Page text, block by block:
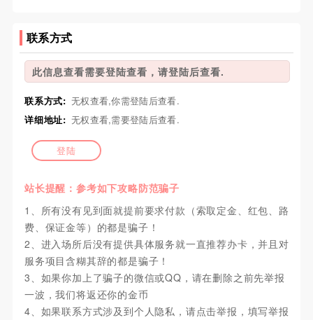
联系方式
此信息查看需要登陆查看，请登陆后查看.
联系方式: 无权查看,你需登陆后查看.
详细地址: 无权查看,需要登陆后查看.
登陆
站长提醒：参考如下攻略防范骗子
1、所有没有见到面就提前要求付款（索取定金、红包、路
费、保证金等）的都是骗子！
2、进入场所后没有提供具体服务就一直推荐办卡，并且对
服务项目含糊其辞的都是骗子！
3、如果你加上了骗子的微信或QQ，请在删除之前先举报
一波，我们将返还你的金币
4、如果联系方式涉及到个人隐私，请点击举报，填写举报